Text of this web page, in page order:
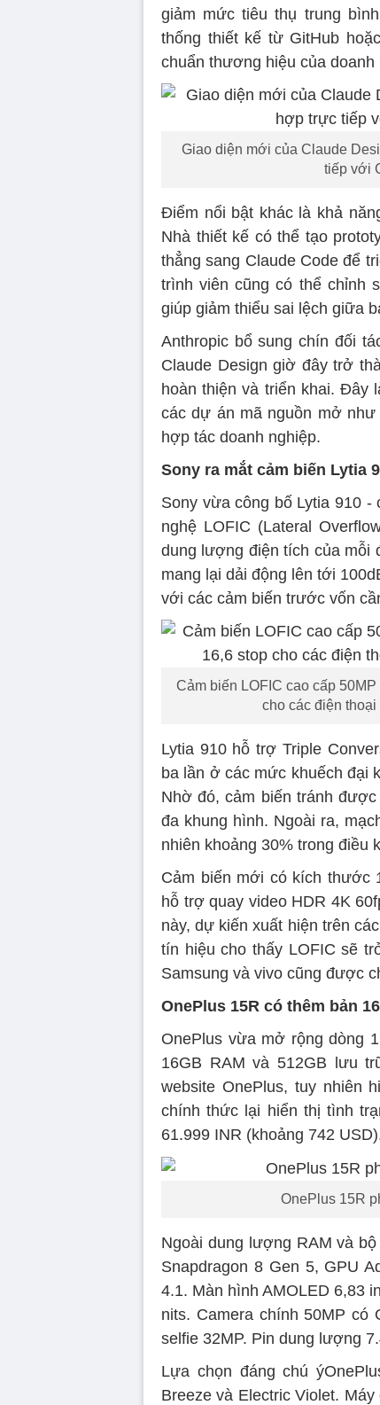
giảm mức tiêu thụ trung
thống thiết kế từ GitHub
chuẩn thương hiệu của doanh
Giao diện mới của Claude
tiếp với
Điểm nổi bật khác là khả
Nhà thiết kế có thể tạo
thẳng sang Claude Code để
trình viên cũng có thể chỉnh
giúp giảm thiểu sai lệch giữa
Anthropic bổ sung chín đối
Claude Design giờ đây trở
hoàn thiện và triển khai. Đây
các dự án mã nguồn mở
hợp tác doanh nghiệp.
Sony ra mắt cảm biến Lytia
Sony vừa công bố Lytia 910
nghệ LOFIC (Lateral
dung lượng điện tích của mỗi
mang lại dải động lên tới
với các cảm biến trước vốn
Cảm biến LOFIC cao cấp
cho các điện
Lytia 910 hỗ trợ Triple
ba lần ở các mức khuếch đại
Nhờ đó, cảm biến tránh
đa khung hình. Ngoài ra,
nhiên khoảng 30% trong điều
Cảm biến mới có kích thước
hỗ trợ quay video HDR 4K
này, dự kiến xuất hiện trên
tín hiệu cho thấy LOFIC sẽ
Samsung và vivo cũng được
OnePlus 15R có thêm bản
OnePlus vừa mở rộng dòng
16GB RAM và 512GB lưu
website OnePlus, tuy nhiên
chính thức lại hiển thị tình
61.999 INR (khoảng 742
OnePlus 15R
Ngoài dung lượng RAM và
Snapdragon 8 Gen 5, GPU
4.1. Màn hình AMOLED 6,83
nits. Camera chính 50MP có
selfie 32MP. Pin dung lượng
Lựa chọn đáng chú
Breeze và Electric Violet.